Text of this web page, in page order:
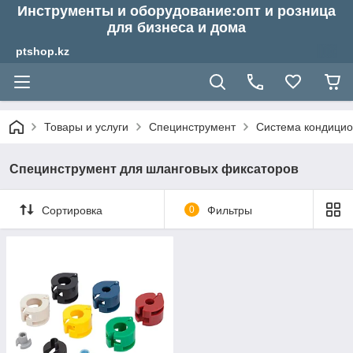
Инструменты и оборудование:опт и розница
для бизнеса и дома
ptshop.kz
Товары и услуги Специнструмент Система
Специнструмент для шланговых фиксаторов
Сортировка 0 Фильтры